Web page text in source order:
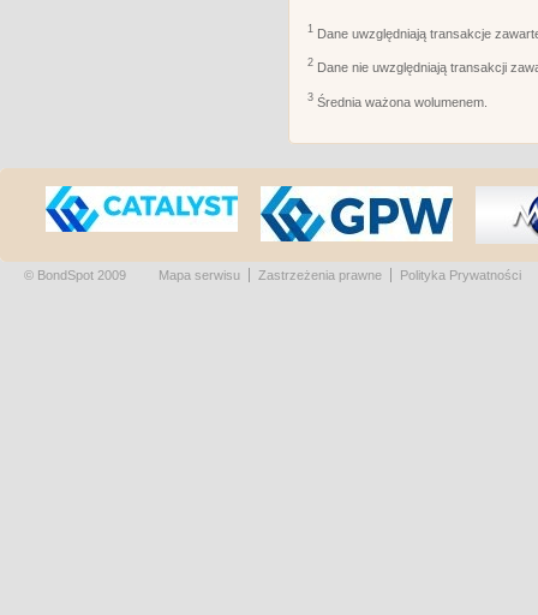
1 Dane uwzględniają transakcje
2 Dane nie uwzględniają transakcji
3 Średnia ważona wolumenem.
© BondSpot 2009 Mapa serwisu Zastrzeżenia prawne Polityka Prywatności